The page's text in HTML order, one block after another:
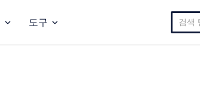
도구
색: